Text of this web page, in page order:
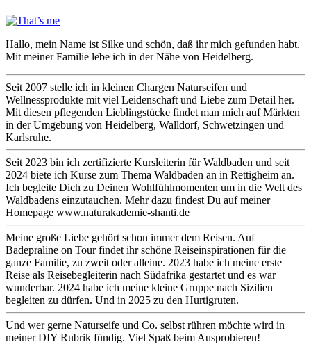
Hallo, mein Name ist Silke und schön, daß ihr mich gefunden habt.
Mit meiner Familie lebe ich in der Nähe von Heidelberg.
Seit 2007 stelle ich in kleinen Chargen Naturseifen und
Wellnessprodukte mit viel Leidenschaft und Liebe zum Detail her.
Mit diesen pflegenden Lieblingstücke findet man mich auf Märkten
in der Umgebung von Heidelberg, Walldorf, Schwetzingen und
Karlsruhe.
Seit 2023 bin ich zertifizierte Kursleiterin für Waldbaden und seit
2024 biete ich Kurse zum Thema Waldbaden an in Rettigheim an.
Ich begleite Dich zu Deinen Wohlfühlmomenten um in die Welt des
Waldbadens einzutauchen. Mehr dazu findest Du auf meiner
Homepage www.naturakademie-shanti.de
Meine große Liebe gehört schon immer dem Reisen. Auf
Badepraline on Tour findet ihr schöne Reiseinspirationen für die
ganze Familie, zu zweit oder alleine. 2023 habe ich meine erste
Reise als Reisebegleiterin nach Südafrika gestartet und es war
wunderbar. 2024 habe ich meine kleine Gruppe nach Sizilien
begleiten zu dürfen. Und in 2025 zu den Hurtigruten.
Und wer gerne Naturseife und Co. selbst rühren möchte wird in
meiner DIY Rubrik fündig. Viel Spaß beim Ausprobieren!